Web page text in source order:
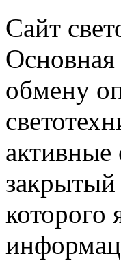
Сайт
Основная
обмену
закрытый
которого